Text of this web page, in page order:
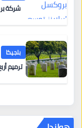
شركة
بلجيكا
ترميم